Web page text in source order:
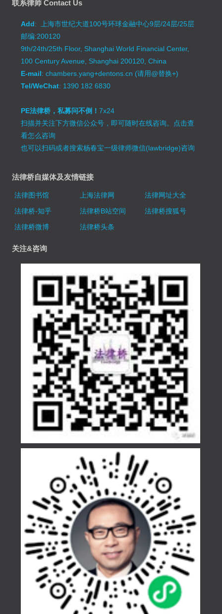
联系律师 Contact Us
Add: 上海市世纪大道100号环球金融中心9层/24层/25层
邮编:200120
9th/24th/25th Floor, Shanghai World Financial Center,
100 Century Avenue, Shanghai 200120, China
E-mail: chambers.yang+dentons.cn (请用@替换+)
Tel/WeChat: 1390 182 6830
PE法律桥，私募问不倒！7x24
扫描并关注下方微信公众号，即可随时在线咨询。 点击查
看怎么咨询
也可以扫码或者搜索杨春宝一级律师微信(lawbridge)咨询
法律桥自媒体及友情链接
法律图书馆 上海法律网
法律网址大全
法律桥-知乎
法律桥B站空间
法律桥搜狐号
法律桥微博
法律桥头条
关注&咨询